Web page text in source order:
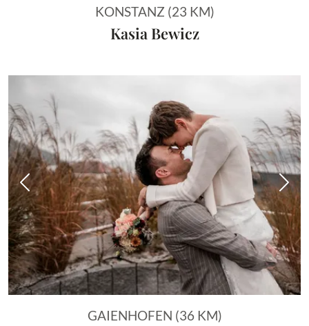
KONSTANZ (23 KM)
Kasia Bewicz
Vorheriges Bild
GAIENHOFEN (36 KM)